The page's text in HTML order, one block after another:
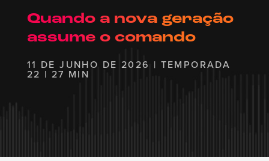
Quando a nova geração
assume o comando
11 DE JUNHO DE 2026 | TEMPORADA
22 | 27 MIN